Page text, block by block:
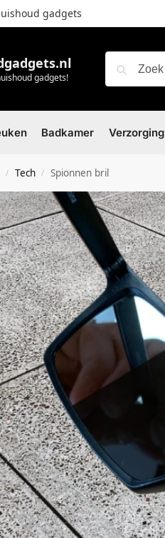
gadgets
gadgets!
Badkamer Verzorging
/ Tech / Spionnen bril